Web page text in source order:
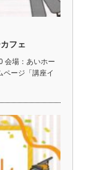
フェ
会場：あいホー
ページ「講座イ